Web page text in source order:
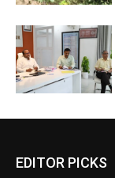
EDITOR PICKS